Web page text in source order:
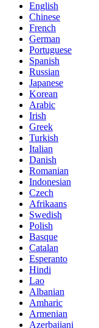
English
Chinese
French
German
Portuguese
Spanish
Russian
Japanese
Korean
Arabic
Irish
Greek
Turkish
Italian
Danish
Romanian
Indonesian
Czech
Afrikaans
Swedish
Polish
Basque
Catalan
Esperanto
Hindi
Lao
Albanian
Amharic
Armenian
Azerbaijani